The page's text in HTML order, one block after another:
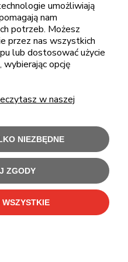
16:00
wykorzystywanie plików cookies.
umożliwiają
nam
potrzeb. Możesz
przez nas wszystkich
lub dostosować użycie
opcję
w naszej
NIEZBĘDNE
ZGODY